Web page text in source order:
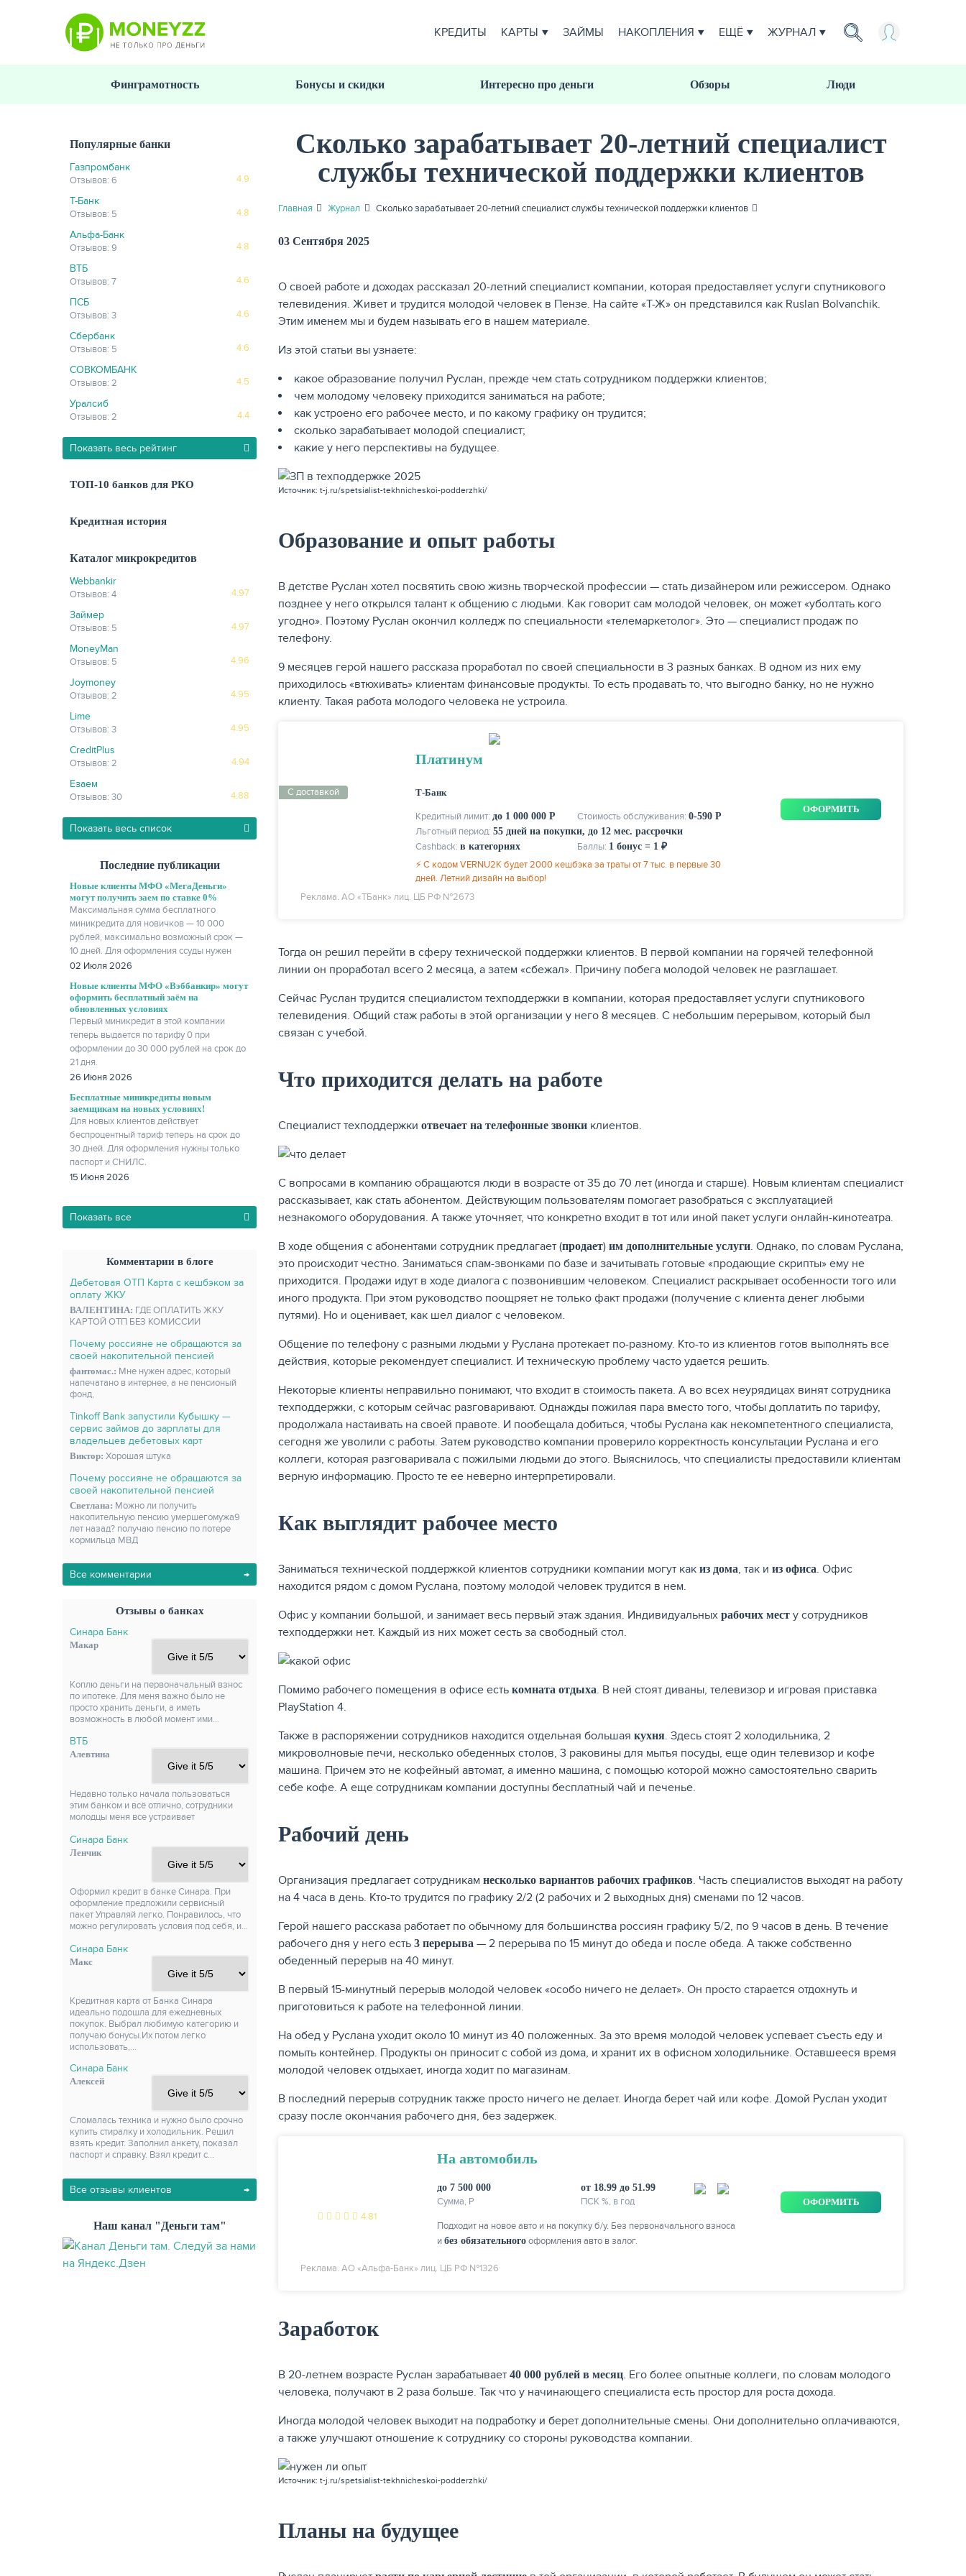
КРЕДИТЫ КАРТЫ ЗАЙМЫ НАКОПЛЕНИЯ ЕЩЁ ЖУРНАЛ
Финграмотность Бонусы и скидки Интересно про деньги Обзоры Люди
Популярные банки
Газпромбанк
4.9
Отзывов: 6
Т-Банк
4.8
Отзывов: 5
Альфа-Банк
4.8
Отзывов: 9
ВТБ
4.6
Отзывов: 7
ПСБ
4.6
Отзывов: 3
Сбербанк
4.6
Отзывов: 5
СОВКОМБАНК
4.5
Отзывов: 2
Уралсиб
4.4
Отзывов: 2
Показать весь рейтинг
ТОП-10 банков для РКО
Кредитная история
Каталог микрокредитов
Webbankir
4.97
Отзывов: 4
Займер
4.97
Отзывов: 5
MoneyMan
4.96
Отзывов: 5
Joymoney
4.95
Отзывов: 2
Lime
4.95
Отзывов: 3
CreditPlus
4.94
Отзывов: 2
Езаем
4.88
Отзывов: 30
Показать весь список
Последние публикации
Новые клиенты МФО «МегаДеньги»
могут получить заем по ставке 0%
Максимальная сумма бесплатного
миникредита для новичков — 10 000
рублей, максимально возможный срок —
10 дней. Для оформления ссуды нужен
только паспорт.
02 Июля 2026
Новые клиенты МФО «Вэббанкир» могут
оформить бесплатный заём на
обновленных условиях
Первый миникредит в этой компании
теперь выдается по тарифу 0 при
оформлении до 30 000 рублей на срок до
21 дня.
26 Июня 2026
Бесплатные миникредиты новым
заемщикам на новых условиях!
Для новых клиентов действует
беспроцентный тариф теперь на срок до
30 дней. Для оформления нужны только
паспорт и СНИЛС.
15 Июня 2026
Показать все
Комментарии в блоге
Дебетовая ОТП Карта с кешбэком за
оплату ЖКУ
ВАЛЕНТИНА: ГДЕ ОПЛАТИТЬ ЖКУ
КАРТОЙ ОТП БЕЗ КОМИССИИ
Почему россияне не обращаются за
своей накопительной пенсией
фантомас.: Мне нужен адрес, который
напечатано в интернее, а не пенсионый
фонд,
Tinkoff Bank запустили Кубышку —
сервис займов до зарплаты для
владельцев дебетовых карт
Виктор: Хорошая штука
Почему россияне не обращаются за
своей накопительной пенсией
Светлана: Можно ли получить
накопительную пенсию умершегомужа9
лет назад? получаю пенсию по потере
кормильца МВД
Все комментарии
Отзывы о банках
Синара Банк
Макар
Коплю деньги на первоначальный взнос
по ипотеке. Для меня важно было не
просто хранить деньги, а иметь
возможность в любой момент ими…
ВТБ
Алевтина
Недавно только начала пользоваться
этим банком и всё отлично, сотрудники
молодцы меня все устраивает
Синара Банк
Ленчик
Оформил кредит в банке Синара. При
оформление предложили сервисный
пакет Управляй легко. Понравилось, что
можно регулировать условия под себя, и…
Синара Банк
Макс
Кредитная карта от Банка Синара
идеально подошла для ежедневных
покупок. Выбрал любимую категорию и
получаю бонусы.Их потом легко
использовать,…
Синара Банк
Алексей
Сломалась техника и нужно было срочно
купить стиралку и холодильник. Решил
взять кредит. Заполнил анкету, показал
паспорт и справку. Взял кредит с…
Все отзывы клиентов
Наш канал "Деньги там"
Сколько зарабатывает 20-летний специалист
службы технической поддержки клиентов
Главная Журнал Сколько зарабатывает 20-летний специалист службы технической поддержки клиентов
03 Сентября 2025
О своей работе и доходах рассказал 20-летний специалист компании, которая предоставляет услуги спутникового
телевидения. Живет и трудится молодой человек в Пензе. На сайте «Т-Ж» он представился как Ruslan Bolvanchik.
Этим именем мы и будем называть его в нашем материале.
Из этой статьи вы узнаете:
какое образование получил Руслан, прежде чем стать сотрудником поддержки клиентов;
чем молодому человеку приходится заниматься на работе;
как устроено его рабочее место, и по какому графику он трудится;
сколько зарабатывает молодой специалист;
какие у него перспективы на будущее.
Источник: t-j.ru/spetsialist-tekhnicheskoi-podderzhki/
Образование и опыт работы
В детстве Руслан хотел посвятить свою жизнь творческой профессии — стать дизайнером или режиссером. Однако
позднее у него открылся талант к общению с людьми. Как говорит сам молодой человек, он может «уболтать кого
угодно». Поэтому Руслан окончил колледж по специальности «телемаркетолог». Это — специалист продаж по
телефону.
9 месяцев герой нашего рассказа проработал по своей специальности в 3 разных банках. В одном из них ему
приходилось «втюхивать» клиентам финансовые продукты. То есть продавать то, что выгодно банку, но не нужно
клиенту. Такая работа молодого человека не устроила.
Платинум
С доставкой Т-Банк
Кредитный лимит: до 1 000 000 Р Стоимость обслуживания: 0-590 Р
Льготный период: 55 дней на покупки, до 12 мес. рассрочки
Cashback: в категориях Баллы: 1 бонус = 1 ₽
⚡ С кодом VERNU2K будет 2000 кешбэка за траты от 7 тыс. в первые 30
дней. Летний дизайн на выбор!
ОФОРМИТЬ
Реклама. АО «ТБанк» лиц. ЦБ РФ №2673
Тогда он решил перейти в сферу технической поддержки клиентов. В первой компании на горячей телефонной
линии он проработал всего 2 месяца, а затем «сбежал». Причину побега молодой человек не разглашает.
Сейчас Руслан трудится специалистом техподдержки в компании, которая предоставляет услуги спутникового
телевидения. Общий стаж работы в этой организации у него 8 месяцев. С небольшим перерывом, который был
связан с учебой.
Что приходится делать на работе
Специалист техподдержки отвечает на телефонные звонки клиентов.
С вопросами в компанию обращаются люди в возрасте от 35 до 70 лет (иногда и старше). Новым клиентам специалист
рассказывает, как стать абонентом. Действующим пользователям помогает разобраться с эксплуатацией
незнакомого оборудования. А также уточняет, что конкретно входит в тот или иной пакет услуги онлайн-кинотеатра.
В ходе общения с абонентами сотрудник предлагает (продает) им дополнительные услуги. Однако, по словам Руслана,
это происходит честно. Заниматься спам-звонками по базе и зачитывать готовые «продающие скрипты» ему не
приходится. Продажи идут в ходе диалога с позвонившим человеком. Специалист раскрывает особенности того или
иного продукта. При этом руководство поощряет не только факт продажи (получение с клиента денег любыми
путями). Но и оценивает, как шел диалог с человеком.
Общение по телефону с разными людьми у Руслана протекает по-разному. Кто-то из клиентов готов выполнять все
действия, которые рекомендует специалист. И техническую проблему часто удается решить.
Некоторые клиенты неправильно понимают, что входит в стоимость пакета. А во всех неурядицах винят сотрудника
техподдержки, с которым сейчас разговаривают. Однажды пожилая пара вместо того, чтобы доплатить по тарифу,
продолжала настаивать на своей правоте. И пообещала добиться, чтобы Руслана как некомпетентного специалиста,
сегодня же уволили с работы. Затем руководство компании проверило корректность консультации Руслана и его
коллеги, которая разговаривала с пожилыми людьми до этого. Выяснилось, что специалисты предоставили клиентам
верную информацию. Просто те ее неверно интерпретировали.
Как выглядит рабочее место
Заниматься технической поддержкой клиентов сотрудники компании могут как из дома, так и из офиса. Офис
находится рядом с домом Руслана, поэтому молодой человек трудится в нем.
Офис у компании большой, и занимает весь первый этаж здания. Индивидуальных рабочих мест у сотрудников
техподдержки нет. Каждый из них может сесть за свободный стол.
Помимо рабочего помещения в офисе есть комната отдыха. В ней стоят диваны, телевизор и игровая приставка
PlayStation 4.
Также в распоряжении сотрудников находится отдельная большая кухня. Здесь стоят 2 холодильника, 2
микроволновые печи, несколько обеденных столов, 3 раковины для мытья посуды, еще один телевизор и кофе
машина. Причем это не кофейный автомат, а именно машина, с помощью которой можно самостоятельно сварить
себе кофе. А еще сотрудникам компании доступны бесплатный чай и печенье.
Рабочий день
Организация предлагает сотрудникам несколько вариантов рабочих графиков. Часть специалистов выходят на работу
на 4 часа в день. Кто-то трудится по графику 2/2 (2 рабочих и 2 выходных дня) сменами по 12 часов.
Герой нашего рассказа работает по обычному для большинства россиян графику 5/2, по 9 часов в день. В течение
рабочего дня у него есть 3 перерыва — 2 перерыва по 15 минут до обеда и после обеда. А также собственно
обеденный перерыв на 40 минут.
В первый 15-минутный перерыв молодой человек «особо ничего не делает». Он просто старается отдохнуть и
приготовиться к работе на телефонной линии.
На обед у Руслана уходит около 10 минут из 40 положенных. За это время молодой человек успевает съесть еду и
помыть контейнер. Продукты он приносит с собой из дома, и хранит их в офисном холодильнике. Оставшееся время
молодой человек отдыхает, иногда ходит по магазинам.
В последний перерыв сотрудник также просто ничего не делает. Иногда берет чай или кофе. Домой Руслан уходит
сразу после окончания рабочего дня, без задержек.
4.81
На автомобиль
до 7 500 000
Сумма, P
от 18.99 до 51.99
ПСК %, в год
Подходит на новое авто и на покупку б/у. Без первоначального взноса
и без обязательного оформления авто в залог.
ОФОРМИТЬ
Реклама. АО «Альфа-Банк» лиц. ЦБ РФ №1326
Заработок
В 20-летнем возрасте Руслан зарабатывает 40 000 рублей в месяц. Его более опытные коллеги, по словам молодого
человека, получают в 2 раза больше. Так что у начинающего специалиста есть простор для роста дохода.
Иногда молодой человек выходит на подработку и берет дополнительные смены. Они дополнительно оплачиваются,
а также улучшают отношение к сотруднику со стороны руководства компании.
Источник: t-j.ru/spetsialist-tekhnicheskoi-podderzhki/
Планы на будущее